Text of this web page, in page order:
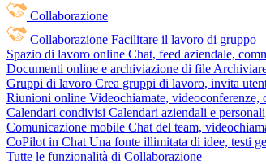
Collaborazione
Collaborazione Facilitare il lavoro di gruppo
Spazio di lavoro online Chat, feed aziendale,
Documenti online e archiviazione di file
Gruppi di lavoro Crea gruppi di lavoro, invita
Riunioni online Videochiamate, videoconferenze,
Calendari condivisi Calendari aziendali e
Comunicazione mobile Chat del team,
CoPilot in Chat Una fonte illimitata di idee, testi
Tutte le funzionalità di Collaborazione